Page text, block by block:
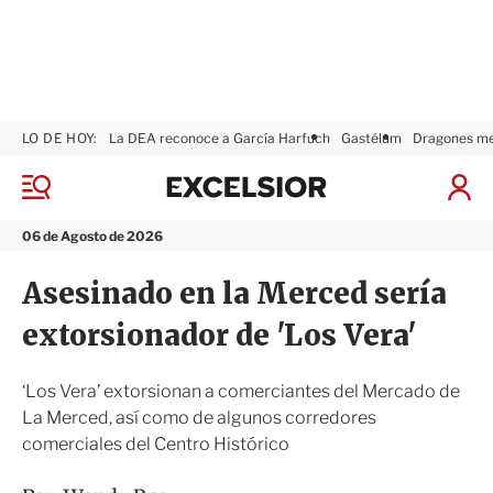
M
n
06 de Agosto de 2026
LO DE HOY: La DEA reconoce a García Harfuch Gastélum Dragones
I
s
x
i
r
Asesinado en la Merced sería
extorsionador de 'Los Vera'
‘Los Vera’ extorsionan a comerciantes del Mercado de
La Merced, así como de algunos corredores
comerciales del Centro Histórico